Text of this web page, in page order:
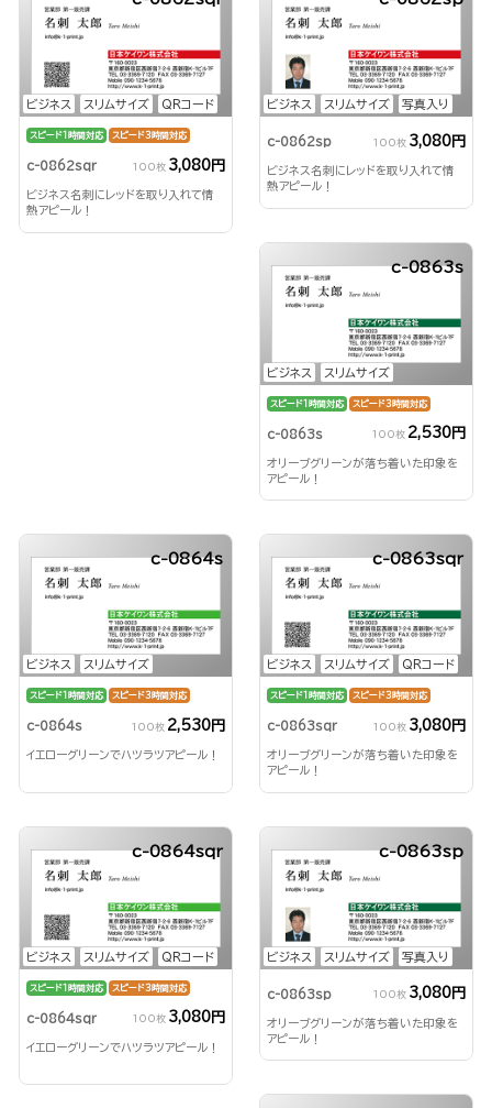
ビジネス スリムサイズ QRコード
スピード1時間対応 スピード3時間対応
c-0862sqr 100枚 3,080円
ビジネス名刺にレッドを取り入れて情
熱アピール！
ビジネス スリムサイズ 写真入り
c-0862sp 100枚 3,080円
ビジネス名刺にレッドを取り入れて情
熱アピール！
ビジネス スリムサイズ
c-0863s
スピード1時間対応 スピード3時間対応
c-0863s 100枚 2,530円
オリーブグリーンが落ち着いた印象を
アピール！
ビジネス スリムサイズ
c-0864s
スピード1時間対応 スピード3時間対応
c-0864s 100枚 2,530円
イエローグリーンでハツラツアピール！
ビジネス スリムサイズ QRコード
c-0863sqr
スピード1時間対応 スピード3時間対応
c-0863sqr 100枚 3,080円
オリーブグリーンが落ち着いた印象を
アピール！
ビジネス スリムサイズ QRコード
c-0864sqr
スピード1時間対応 スピード3時間対応
c-0864sqr 100枚 3,080円
イエローグリーンでハツラツアピール！
ビジネス スリムサイズ 写真入り
c-0863sp
c-0863sp 100枚 3,080円
オリーブグリーンが落ち着いた印象を
アピール！